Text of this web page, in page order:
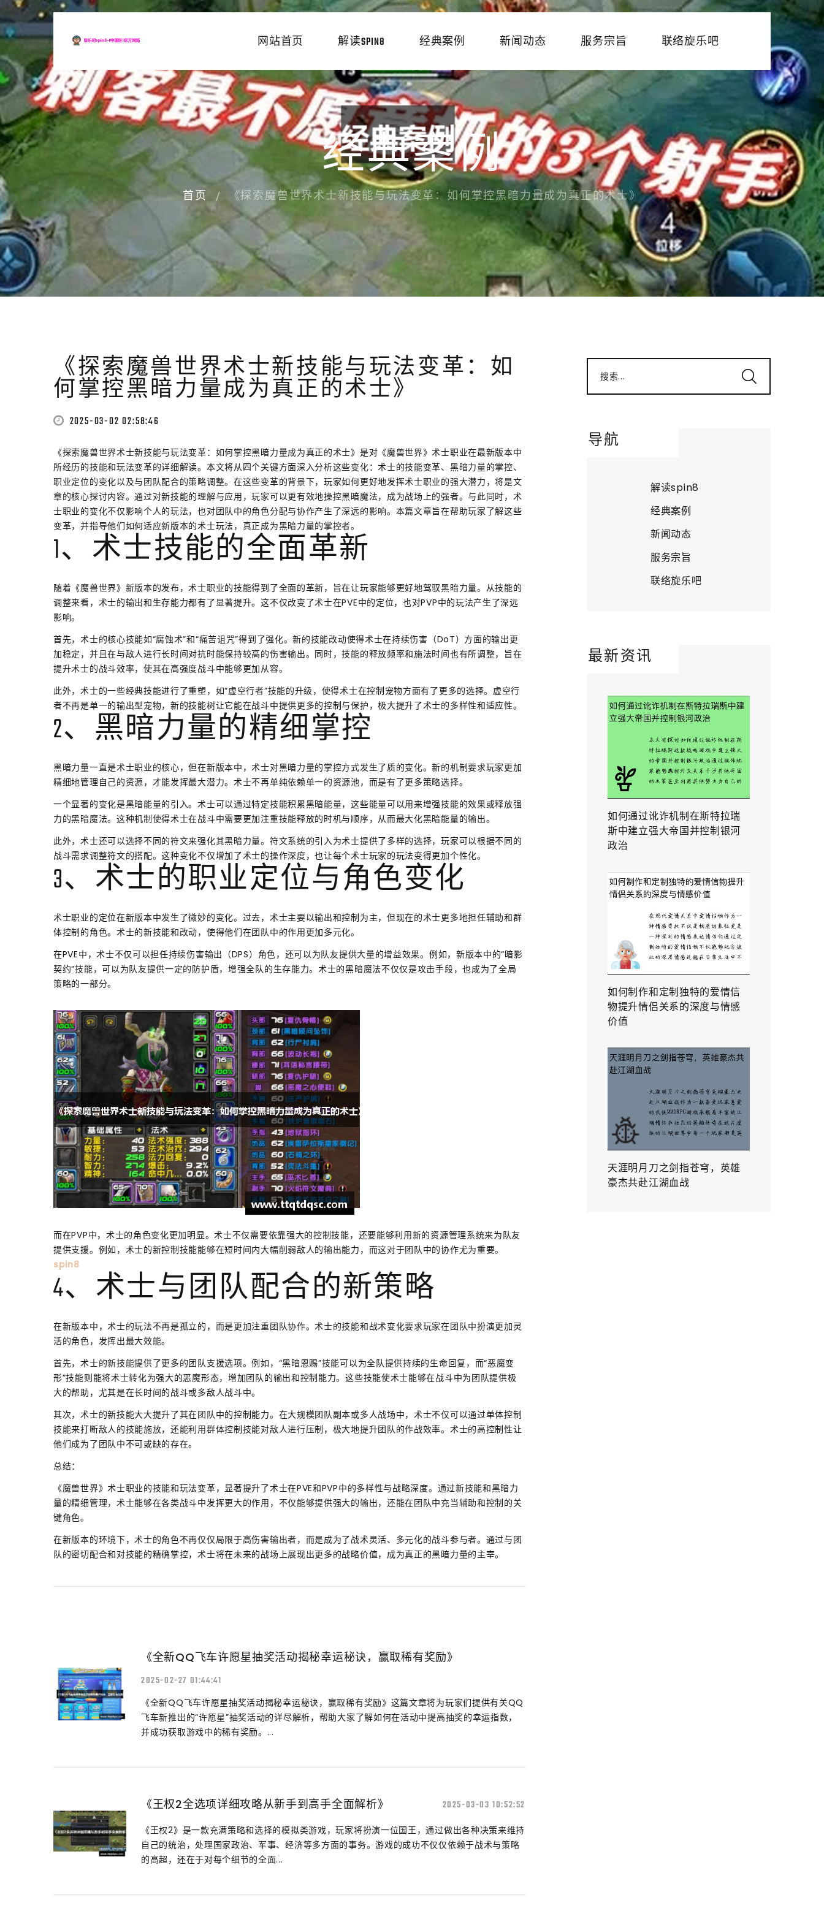
网站首页 解读SPIN8 经典案例 新闻动态 服务宗旨 联络旋乐吧
经典案例
首页 《探索魔兽世界术士新技能与玩法变革：如何掌控黑暗力量成为真正的术士》
《探索魔兽世界术士新技能与玩法变革：如
何掌控黑暗力量成为真正的术士》
2025-03-02 02:58:46
《探索魔兽世界术士新技能与玩法变革：如何掌控黑暗力量成为真正的术士》是对《魔兽世界》术士职业在最新版本中
所经历的技能和玩法变革的详细解读。本文将从四个关键方面深入分析这些变化：术士的技能变革、黑暗力量的掌控、
职业定位的变化以及与团队配合的策略调整。在这些变革的背景下，玩家如何更好地发挥术士职业的强大潜力，将是文
章的核心探讨内容。通过对新技能的理解与应用，玩家可以更有效地操控黑暗魔法，成为战场上的强者。与此同时，术
士职业的变化不仅影响个人的玩法，也对团队中的角色分配与协作产生了深远的影响。本篇文章旨在帮助玩家了解这些
变革，并指导他们如何适应新版本的术士玩法，真正成为黑暗力量的掌控者。
1、术士技能的全面革新
随着《魔兽世界》新版本的发布，术士职业的技能得到了全面的革新，旨在让玩家能够更好地驾驭黑暗力量。从技能的
调整来看，术士的输出和生存能力都有了显著提升。这不仅改变了术士在PVE中的定位，也对PVP中的玩法产生了深远
影响。
首先，术士的核心技能如“腐蚀术”和“痛苦诅咒”得到了强化。新的技能改动使得术士在持续伤害（DoT）方面的输出更
加稳定，并且在与敌人进行长时间对抗时能保持较高的伤害输出。同时，技能的释放频率和施法时间也有所调整，旨在
提升术士的战斗效率，使其在高强度战斗中能够更加从容。
此外，术士的一些经典技能进行了重塑，如“虚空行者”技能的升级，使得术士在控制宠物方面有了更多的选择。虚空行
者不再是单一的输出型宠物，新的技能树让它能在战斗中提供更多的控制与保护，极大提升了术士的多样性和适应性。
2、黑暗力量的精细掌控
黑暗力量一直是术士职业的核心，但在新版本中，术士对黑暗力量的掌控方式发生了质的变化。新的机制要求玩家更加
精细地管理自己的资源，才能发挥最大潜力。术士不再单纯依赖单一的资源池，而是有了更多策略选择。
一个显著的变化是黑暗能量的引入。术士可以通过特定技能积累黑暗能量，这些能量可以用来增强技能的效果或释放强
力的黑暗魔法。这种机制使得术士在战斗中需要更加注重技能释放的时机与顺序，从而最大化黑暗能量的输出。
此外，术士还可以选择不同的符文来强化其黑暗力量。符文系统的引入为术士提供了多样的选择，玩家可以根据不同的
战斗需求调整符文的搭配。这种变化不仅增加了术士的操作深度，也让每个术士玩家的玩法变得更加个性化。
3、术士的职业定位与角色变化
术士职业的定位在新版本中发生了微妙的变化。过去，术士主要以输出和控制为主，但现在的术士更多地担任辅助和群
体控制的角色。术士的新技能和改动，使得他们在团队中的作用更加多元化。
在PVE中，术士不仅可以担任持续伤害输出（DPS）角色，还可以为队友提供大量的增益效果。例如，新版本中的“暗影
契约”技能，可以为队友提供一定的防护盾，增强全队的生存能力。术士的黑暗魔法不仅仅是攻击手段，也成为了全局
策略的一部分。
而在PVP中，术士的角色变化更加明显。术士不仅需要依靠强大的控制技能，还要能够利用新的资源管理系统来为队友
提供支援。例如，术士的新控制技能能够在短时间内大幅削弱敌人的输出能力，而这对于团队中的协作尤为重要。
spin8
4、术士与团队配合的新策略
在新版本中，术士的玩法不再是孤立的，而是更加注重团队协作。术士的技能和战术变化要求玩家在团队中扮演更加灵
活的角色，发挥出最大效能。
首先，术士的新技能提供了更多的团队支援选项。例如，“黑暗恩赐”技能可以为全队提供持续的生命回复，而“恶魔变
形”技能则能将术士转化为强大的恶魔形态，增加团队的输出和控制能力。这些技能使术士能够在战斗中为团队提供极
大的帮助，尤其是在长时间的战斗或多敌人战斗中。
其次，术士的新技能大大提升了其在团队中的控制能力。在大规模团队副本或多人战场中，术士不仅可以通过单体控制
技能来打断敌人的技能施放，还能利用群体控制技能对敌人进行压制，极大地提升团队的作战效率。术士的高控制性让
他们成为了团队中不可或缺的存在。
总结：
《魔兽世界》术士职业的技能和玩法变革，显著提升了术士在PVE和PVP中的多样性与战略深度。通过新技能和黑暗力
量的精细管理，术士能够在各类战斗中发挥更大的作用，不仅能够提供强大的输出，还能在团队中充当辅助和控制的关
键角色。
在新版本的环境下，术士的角色不再仅仅局限于高伤害输出者，而是成为了战术灵活、多元化的战斗参与者。通过与团
队的密切配合和对技能的精确掌控，术士将在未来的战场上展现出更多的战略价值，成为真正的黑暗力量的主宰。
《全新QQ飞车许愿星抽奖活动揭秘幸运秘诀，赢取稀有奖励》
2025-02-27 01:44:41
《全新QQ飞车许愿星抽奖活动揭秘幸运秘诀，赢取稀有奖励》这篇文章将为玩家们提供有关QQ
飞车新推出的“许愿星”抽奖活动的详尽解析，帮助大家了解如何在活动中提高抽奖的幸运指数，
并成功获取游戏中的稀有奖励。...
《王权2全选项详细攻略从新手到高手全面解析》 2025-03-03 10:52:52
《王权2》是一款充满策略和选择的模拟类游戏，玩家将扮演一位国王，通过做出各种决策来维持
自己的统治，处理国家政治、军事、经济等多方面的事务。游戏的成功不仅仅依赖于战术与策略
的高超，还在于对每个细节的全面...
搜索...
导航
解读spin8
经典案例
新闻动态
服务宗旨
联络旋乐吧
最新资讯
如何通过讹诈机制在斯特拉瑞
斯中建立强大帝国并控制银河
政治
如何制作和定制独特的爱情信
物提升情侣关系的深度与情感
价值
天涯明月刀之剑指苍穹，英雄
豪杰共赴江湖血战